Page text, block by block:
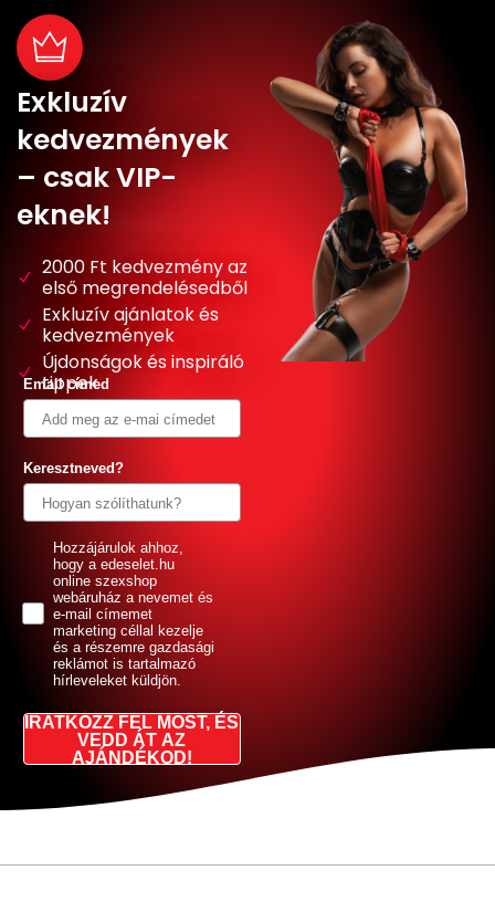
Exkluzív
kedvezmények
– csak VIP-
eknek!
2000 Ft kedvezmény az
első megrendelésedből
Exkluzív ajánlatok és
kedvezmények
Újdonságok és inspiráló
tippek
Email címed
Keresztneved?
GDPRHozzájárulok ahhoz,
hogy a edeselet.hu
online szexshop
webáruház a nevemet és
e-mail címemet
marketing céllal kezelje
és a részemre gazdasági
reklámot is tartalmazó
hírleveleket küldjön.
IRATKOZZ FEL MOST, ÉS
VEDD ÁT AZ
AJÁNDÉKOD!